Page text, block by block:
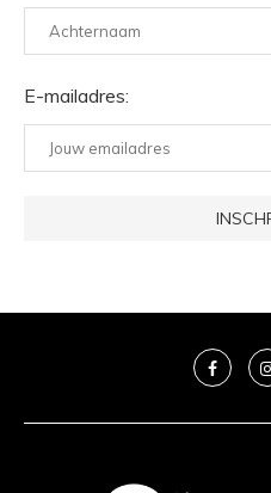
E-mailadres: